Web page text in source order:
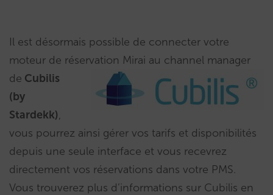
Il est désormais possible de connecter votre
moteur de réservation Mirai au channel manager
de Cubilis
(by
Stardekk),
vous pourrez ainsi gérer vos tarifs et disponibilités
depuis une seule interface et vous recevrez
directement vos réservations dans votre PMS.
Vous trouverez plus d’informations sur Cubilis en